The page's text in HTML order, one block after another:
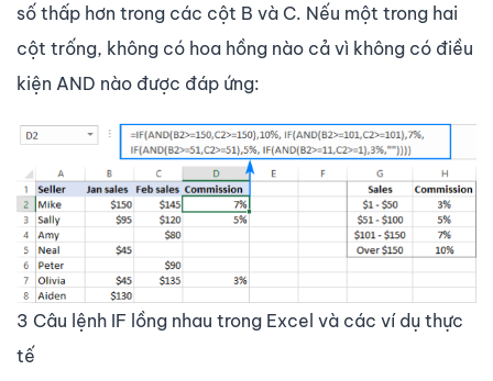
số thấp hơn trong các cột B và C. Nếu một trong hai
cột trống, không có hoa hồng nào cả vì không có điều
kiện AND nào được đáp ứng:
3 Câu lệnh IF lồng nhau trong Excel và các ví dụ thực
tế